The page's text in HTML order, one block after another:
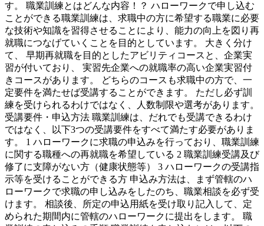
す。 職業訓練とはどんな内容！？ ハローワークで申し込む
ことができる職業訓練は、求職中の方に希望する職業に必要
な技術や知識を習得させることにより、能力の向上を図り再
就職につなげていくことを目的としています。 大きく分け
て、 早期再就職を目的としたアビリティコースと、企業実
習が付いており、 実習先企業への就職率の高い企業実習付
きコースがあります。 どちらのコースも求職中の方で、一
定要件を満たせば受講することができます。 ただし必ず訓
練を受けられるわけではなく、人数制限や選考があります。
受講要件・申込方法 職業訓練は、だれでも受講できるわけ
ではなく、以下3つの受講要件をすべて満たす必要がありま
す。 1 ハローワークに求職の申込みを行っており、職業訓練
に関する職種への再就職を希望している 2 職業訓練受講及び
修了に支障がない方（健康状態等） 3 ハローワークの受講指
示等を受けることができる方 申込み方法は、まず管轄のハ
ローワークで求職の申し込みをしたのち、職業相談を必ず受
けます。 相談後、所定の申込用紙を受け取り記入して、定
められた期間内に管轄のハローワークに提出をします。 職